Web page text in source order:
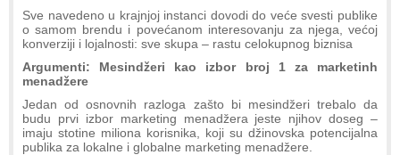
Sve navedeno u krajnjoj instanci dovodi do veće svesti publike
o samom brendu i povećanom interesovanju za njega, većoj
konverziji i lojalnosti: sve skupa – rastu celokupnog biznisa
Argumenti: Mesindžeri kao izbor broj 1 za marketinh
menadžere
Jedan od osnovnih razloga zašto bi mesindžeri trebalo da
budu prvi izbor marketing menadžera jeste njihov doseg –
imaju stotine miliona korisnika, koji su džinovska potencijalna
publika za lokalne i globalne marketing menadžere.